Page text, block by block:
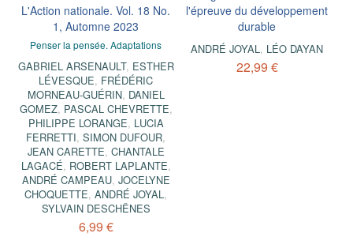
L'Action nationale. Vol. 18 No.
1, Automne 2023
Penser la pensée. Adaptations
GABRIEL ARSENAULT, ESTHER
LÉVESQUE, FRÉDÉRIC
MORNEAU-GUÉRIN, DANIEL
GOMEZ, PASCAL CHEVRETTE,
PHILIPPE LORANGE, LUCIA
FERRETTI,SIMON DUFOUR,
JEAN CARETTE, CHANTALE
LAGACÉ, ROBERT LAPLANTE,
ANDRÉ CAMPEAU, JOCELYNE
CHOQUETTE,ANDRÉ JOYAL,
SYLVAIN DESCHÊNES
6,99 €
l'épreuve du développement
durable
ANDRÉ JOYAL, LÉO DAYAN
22,99 €